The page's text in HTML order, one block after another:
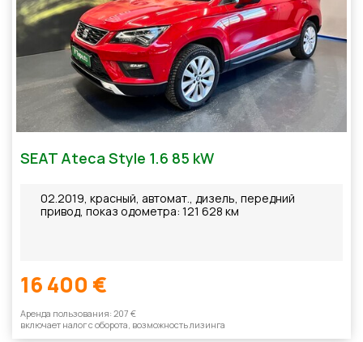
SEAT Ateca Style 1.6 85 kW
02.2019, красный, автомат., дизель, передний
привод, показ одометра: 121 628 км
16 400 €
Aренда пользования: 207 €
включает налог с оборотa, возможность лизинга